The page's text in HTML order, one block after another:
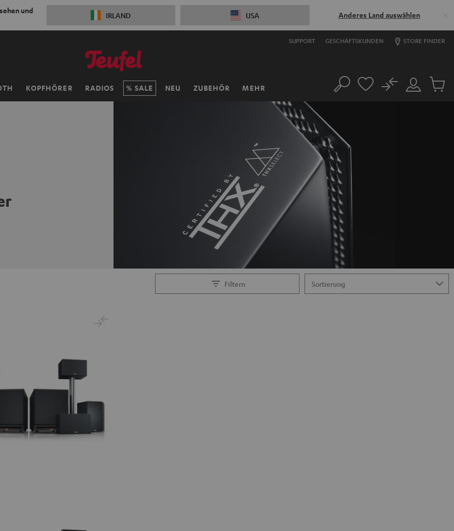
und
IRLAND USA Anderes Land auswählen
SUPPORT GESCHÄFTSKUNDEN STORE FINDER
KOPFHÖRER RADIOS SALE NEU ZUBEHÖR MEHR Suche
Mein
No
Artikel
Filtern